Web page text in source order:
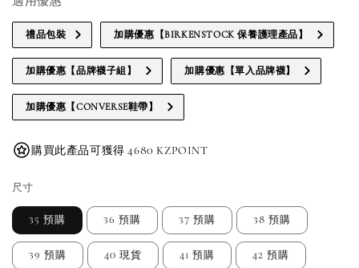
禮品包裝 加購優惠【BIRKENSTOCK 保養護理產品】
加購優惠【品牌襪子組】 加購優惠【單入品牌襪】
加購優惠【CONVERSE鞋帶】
購買此產品可獲得 4680 KZPOINT
尺寸
35 預購 36 預購 37 預購 38 預購
39 預購 40 現貨 41 預購 42 預購